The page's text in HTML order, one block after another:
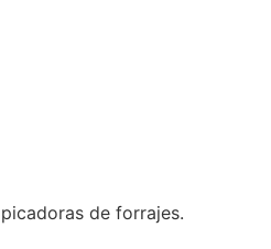
de forrajes.